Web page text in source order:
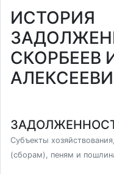
ИСТОРИЯ
СКОРБЕЕВ
Субъекты
(сборам), пеням и